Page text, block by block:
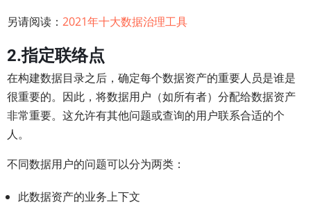
另请阅读： 2021年十大数据治理工具
2.指定联络点
在构建数据目录之后，确定每个数据资产的重要人员是谁是
很重要的。因此，将数据用户（如所有者）分配给数据资产
非常重要。这允许有其他问题或查询的用户联系合适的个
人。
不同数据用户的问题可以分为两类：
此数据资产的业务上下文